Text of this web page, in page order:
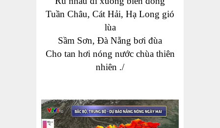
Tuần Châu, Cát Hải, Hạ Long gió
lùa
Sầm Sơn, Đà Nẵng bơi đùa
Cho tan hơi nóng nước chùa thiên
nhiên ./